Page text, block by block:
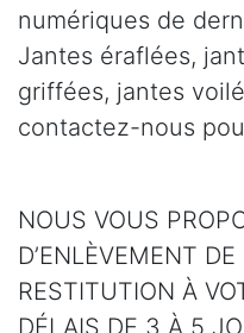
numériques de
Jantes éraflées,
griffées, jantes
contactez-nous
NOUS VOUS
D’ENLÈVEMENT
RESTITUTION À
DÉLAIS DE 3 À 5